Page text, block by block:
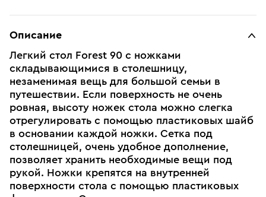
Описание
Легкий стол Forest 90 с ножками
складывающимися в столешницу,
незаменимая вещь для большой семьи в
путешествии. Если поверхность не очень
ровная, высоту ножек стола можно слегка
отрегулировать с помощью пластиковых шайб
в основании каждой ножки. Сетка под
столешницей, очень удобное дополнение,
позволяет хранить необходимые вещи под
рукой. Ножки крепятся на внутренней
поверхности стола с помощью пластиковых